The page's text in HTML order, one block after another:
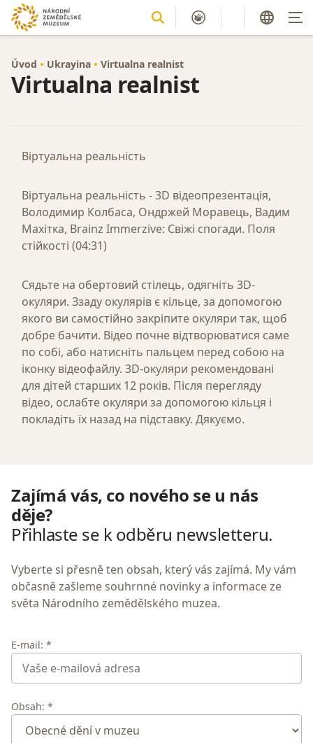
Úvod Ukrayina Virtualna realnist
Virtualna realnist
Віртуальна реальність
Віртуальна реальність - 3D відеопрезентація,
Володимир Колбаса, Ондржей Моравець, Вадим
Махітка, Brainz Immerzive: Свіжі спогади. Поля
стійкості (04:31)
Сядьте на обертовий стілець, одягніть 3D-
окуляри. Ззаду окулярів є кільце, за допомогою
якого ви самостійно закріпите окуляри так, щоб
добре бачити. Відео почне відтворюватися саме
по собі, або натисніть пальцем перед собою на
іконку відеофайлу. 3D-окуляри рекомендовані
для дітей старших 12 років. Після перегляду
відео, ослабте окуляри за допомогою кільця і
покладіть їх назад на підставку. Дякуємо.
Zajímá vás, co nového se u nás
děje?
Přihlaste se k odběru newsletteru.
Vyberte si přesně ten obsah, který vás zajímá. My vám
občasně zašleme souhrnné novinky a informace ze
světa Národního zemědělského muzea.
E-mail: *
Obsah: *